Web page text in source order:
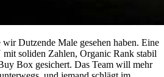
Dutzende Male gesehen haben. Eine
soliden Zahlen, Organic Rank stabil
Box gesichert. Das Team will mehr